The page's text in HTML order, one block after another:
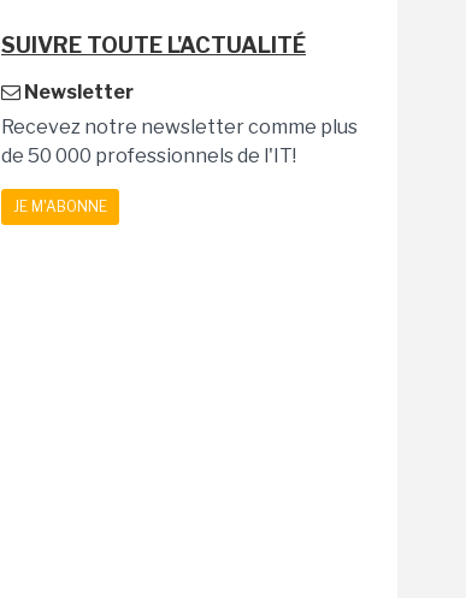
SUIVRE TOUTE L'ACTUALITÉ
Newsletter
Recevez notre newsletter comme plus
de 50 000 professionnels de l'IT!
JE M'ABONNE